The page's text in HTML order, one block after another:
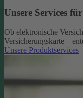
Unsere Services
Ob elektronische
Versicherungskarte –
Unsere Produktservices